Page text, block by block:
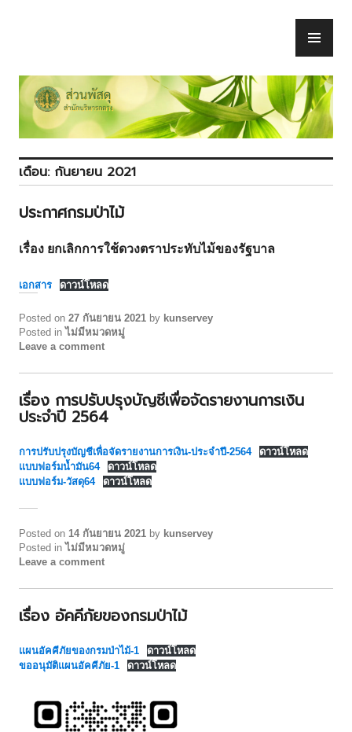
เดือน: กันยายน 2021
ประกาศกรมป่าไม้
เรื่อง ยกเลิกการใช้ดวงตราประทับไม้ของรัฐบาล
เอกสาร ดาวน์โหลด
Posted on 27 กันยายน 2021 by kunservey
Posted in ไม่มีหมวดหมู่
Leave a comment
เรื่อง การปรับปรุงบัญชีเพื่อจัดรายงานการเงิน
ประจำปี 2564
การปรับปรุงบัญชีเพื่อจัดรายงานการเงิน-ประจำปี-2564
ดาวน์โหลด
แบบฟอร์มน้ำมัน64
ดาวน์โหลด
แบบฟอร์ม-วัสดุ64
ดาวน์โหลด
Posted on 14 กันยายน 2021 by kunservey
Posted in ไม่มีหมวดหมู่
Leave a comment
เรื่อง อัคคีภัยของกรมป่าไม้
แผนอัคคีภัยของกรมป่าไม้-1
ดาวน์โหลด
ขออนุมัติแผนอัคคีภัย-1
ดาวน์โหลด